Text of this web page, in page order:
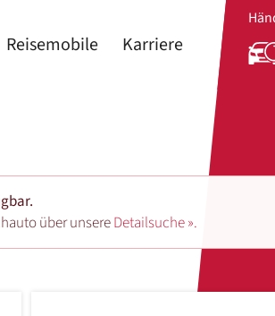
Reisemobile Karriere
über unsereDetailsuche ».